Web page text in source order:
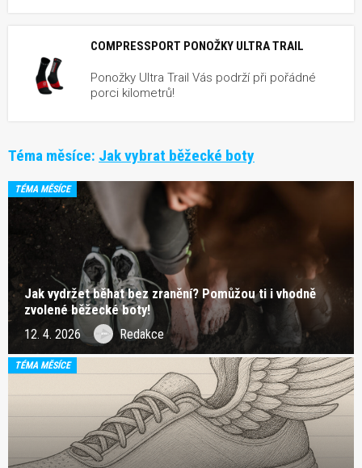
COMPRESSPORT PONOŽKY ULTRA TRAIL
Ponožky Ultra Trail Vás podrží při pořádné
porci kilometrů!
Téma měsíce: Jak vybrat běžecké boty
TÉMA MĚSÍCE
Jak vydržet běhat bez zranění? Pomůžou ti i vhodně
zvolené běžecké boty!
12. 4. 2026 Redakce
TÉMA MĚSÍCE